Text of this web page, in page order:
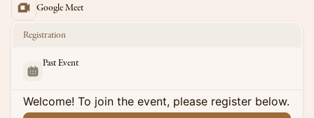
Google Meet
Registration
Past Event
Welcome! To join the event, please register below.